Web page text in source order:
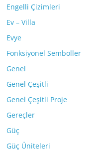
Engelli Çizimleri
Ev – Villa
Evye
Fonksiyonel Semboller
Genel
Genel Çeşitli
Genel Çeşitli Proje
Gereçler
Güç
Güç Üniteleri